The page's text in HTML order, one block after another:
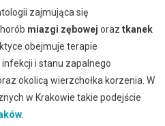
zajmująca się
miazgi zębowej oraz tkanek
obejmuje terapie
i stanu zapalnego
okolicą wierzchołka korzenia. W
w Krakowie takie podejście
.